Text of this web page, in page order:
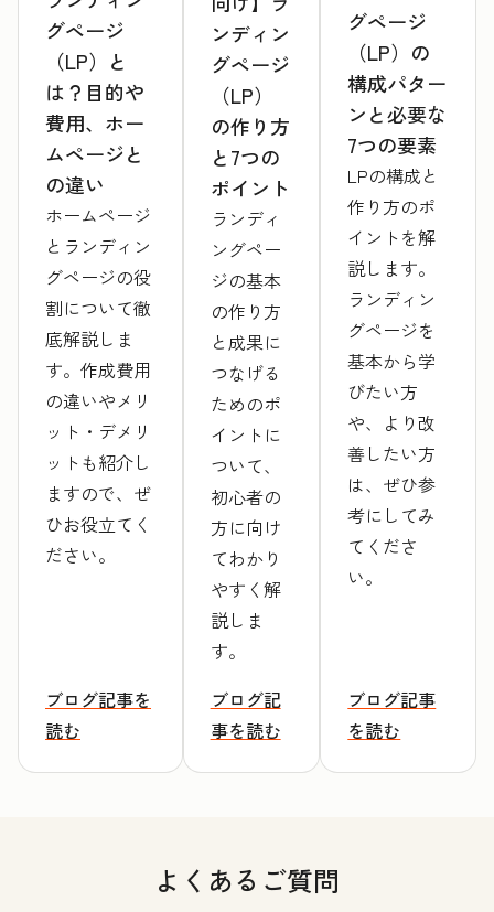
グページ
（LP）と
は？目的や
費用、ホー
ムページと
の違い
ホームページ
とランディン
グページの役
割について徹
底解説しま
す。作成費用
の違いやメリ
ット・デメリ
ットも紹介し
ますので、ぜ
ひお役立てく
ださい。
ブログ記事を
読む
ンディン
グページ
（LP）
の作り方
と7つの
ポイント
ランディ
ングペー
ジの基本
の作り方
と成果に
つなげる
ためのポ
イントに
ついて、
初心者の
方に向け
てわかり
やすく解
説しま
す。
ブログ記
事を読む
グページ
（LP）の
構成パター
ンと必要な
7つの要素
LPの構成と
作り方のポ
イントを解
説します。
ランディン
グページを
基本から学
びたい方
や、より改
善したい方
は、ぜひ参
考にしてみ
てくださ
い。
ブログ記事
を読む
よくあるご質問